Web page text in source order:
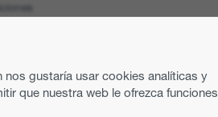
gustaría usar cookies analíticas y
que nuestra web le ofrezca funciones